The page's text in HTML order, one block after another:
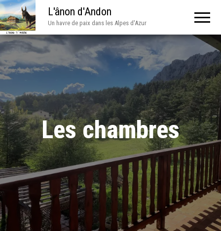
L'ânon d'Andon
Un havre de paix dans les Alpes d'Azur
Les chambres